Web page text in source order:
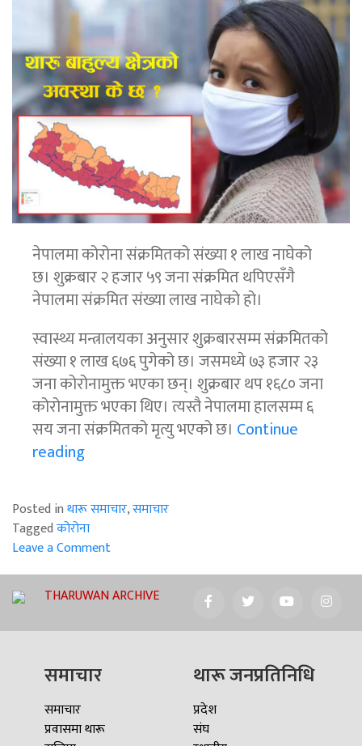
नेपालमा कोरोना संक्रमितको संख्या १ लाख नाघेको
छ। शुक्रबार २ हजार ५९ जना संक्रमित थपिएसँगै
नेपालमा संक्रमित संख्या लाख नाघेको हो।
स्वास्थ्य मन्त्रालयका अनुसार शुक्रबारसम्म संक्रमितको
संख्या १ लाख ६७६ पुगेको छ। जसमध्ये ७३ हजार २३
जना कोरोनामुक्त भएका छन्। शुक्रबार थप १६८० जना
कोरोनामुक्त भएका थिए। त्यस्तै नेपालमा हालसम्म ६
सय जना संक्रमितको मृत्यु भएको छ। Continue
reading“नेपालमा
संख्या
एक
नाघ्यो,
बाहुल्य
अवस्था
छ?”
Posted inथारू समाचार,समाचार
Taggedकोरोना
Leave a Comment
नेपालमा
कोरोना THARUWAN ARCHIVE
समाचार
समाचार
प्रवासमा थारू
थारू जनप्रतिनिधि
प्रदेश
संघ